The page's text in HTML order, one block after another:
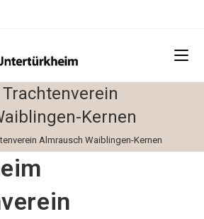
Kernen
Almrausch Waiblingen-Kernen